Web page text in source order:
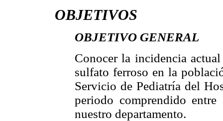
OBJETIVOS
OBJETIVO GENERAL
Conocer la incidencia
sulfato ferroso en la
Servicio de Pediatría del
periodo comprendido
nuestro departamento.